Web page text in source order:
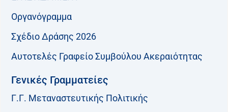
Οργανόγραμμα
Σχέδιο Δράσης 2026
Αυτοτελές Γραφείο Συμβούλου Ακεραιότητας
Γενικές Γραμματείες
Γ.Γ. Μεταναστευτικής Πολιτικής